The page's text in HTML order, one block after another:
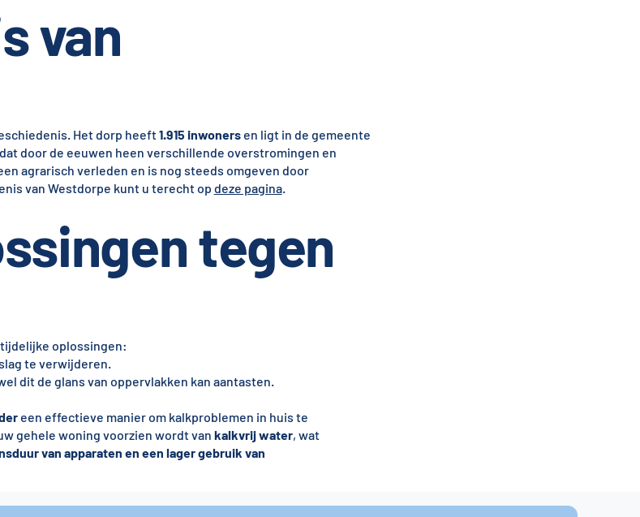
van
Het dorp heeft1.915 inwonersen ligt in de gemeente
door de eeuwen heen verschillende overstromingen en
agrarisch verleden en is nog steeds omgeven door
van Westdorpe kunt u terecht op deze pagina.
tegen
oplossingen:
te verwijderen.
dit de glans van oppervlakken kan aantasten.
een effectieve manier om kalkproblemen in huis te
gehele woning voorzien wordt van kalkvrij water, wat
van apparaten en een lager gebruik van